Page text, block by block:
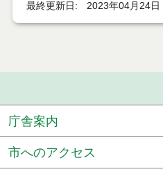
最終更新日
2023年04月24日
庁舎案内
市へのアクセス